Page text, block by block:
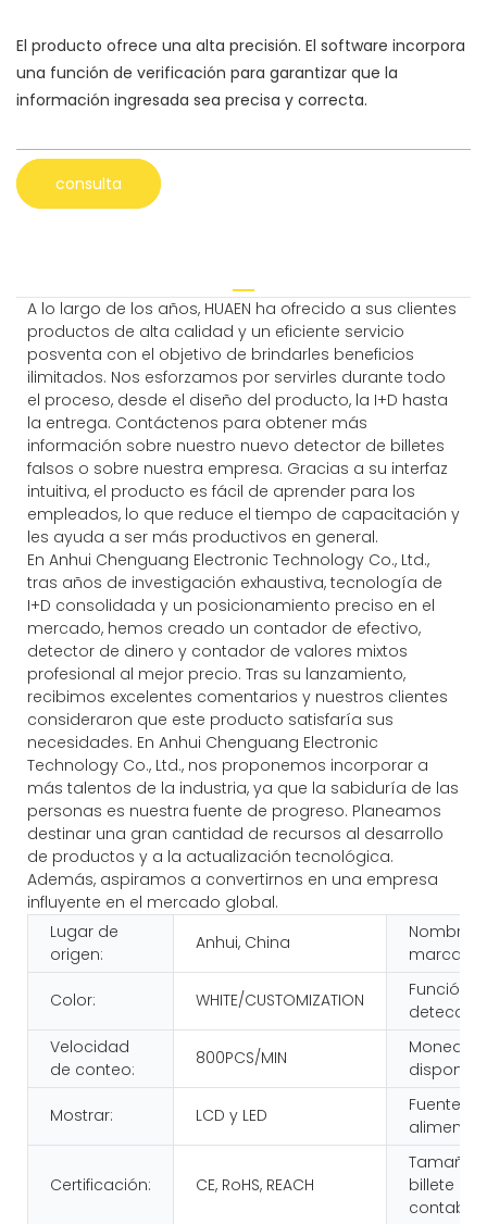
El producto ofrece una alta precisión. El software incorpora
una función de verificación para garantizar que la
información ingresada sea precisa y correcta.
consulta
A lo largo de los años, HUAEN ha ofrecido a sus clientes
productos de alta calidad y un eficiente servicio
posventa con el objetivo de brindarles beneficios
ilimitados. Nos esforzamos por servirles durante todo
el proceso, desde el diseño del producto, la I+D hasta
la entrega. Contáctenos para obtener más
información sobre nuestro nuevo detector de billetes
falsos o sobre nuestra empresa. Gracias a su interfaz
intuitiva, el producto es fácil de aprender para los
empleados, lo que reduce el tiempo de capacitación y
les ayuda a ser más productivos en general.
En Anhui Chenguang Electronic Technology Co., Ltd.,
tras años de investigación exhaustiva, tecnología de
I+D consolidada y un posicionamiento preciso en el
mercado, hemos creado un contador de efectivo,
detector de dinero y contador de valores mixtos
profesional al mejor precio. Tras su lanzamiento,
recibimos excelentes comentarios y nuestros clientes
consideraron que este producto satisfaría sus
necesidades. En Anhui Chenguang Electronic
Technology Co., Ltd., nos proponemos incorporar a
más talentos de la industria, ya que la sabiduría de las
personas es nuestra fuente de progreso. Planeamos
destinar una gran cantidad de recursos al desarrollo
de productos y a la actualización tecnológica.
Además, aspiramos a convertirnos en una empresa
influyente en el mercado global.
Lugar de
origen:
Anhui, China
Nombre
marca:
Color: WHITE/CUSTOMIZATION
Función
Velocidad
de conteo:
800PCS/MIN
Moneda
Mostrar: LCD y LED
Fuente de
Certificación: CE, RoHS, REACH
Tamaño
billete
contable: